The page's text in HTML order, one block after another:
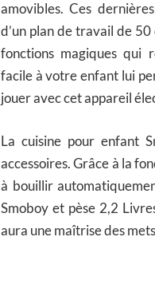
amovibles. Ces
d’un plan de travail de
fonctions magiques qui
facile à votre enfant lui
jouer avec cet appareil
La cuisine pour enfant
accessoires. Grâce à la
à bouillir
Smoboy et pèse 2,2
aura une maîtrise des